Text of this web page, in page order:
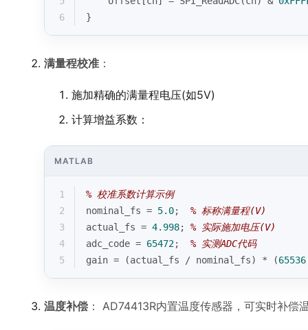
6
}
满量程校准 ：
施加精确的满量程电压(如5V)
计算增益系数：
MATLAB
1
% 校准系数计算示例
2
nominal_fs = 5.0; % 标称满量程(V)
3
actual_fs = 4.998; % 实际施加电压(V)
4
adc_code = 65472; % 实测ADC代码
5
gain = (actual_fs / nominal_fs) * (65536
温度补偿 ： AD74413R内置温度传感器，可实时补偿